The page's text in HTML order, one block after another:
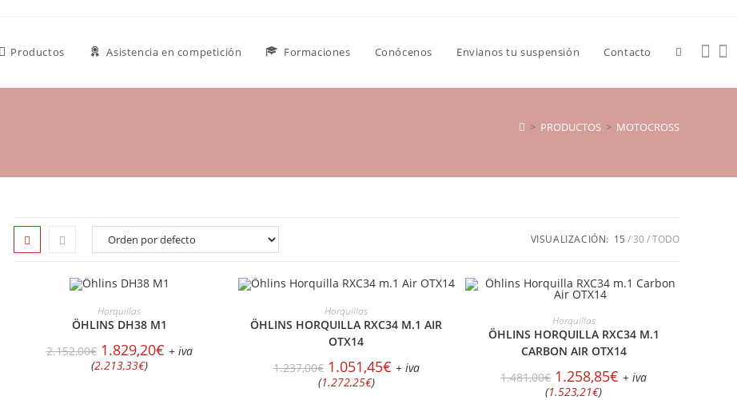
Productos Asistencia en competición Formaciones Conócenos Envianos tu suspensión Contacto
> PRODUCTOS > MOTOCROSS
VISUALIZACIÓN: 15 30 TODO
MÁS INFORMACIÓN
Horquillas
ÖHLINS DH38 M1
2.152,00€ 1.829,20€ + iva
(2.213,33€)
MÁS INFORMACIÓN
Horquillas
ÖHLINS HORQUILLA RXC34 M.1 AIR
OTX14
1.237,00€ 1.051,45€ + iva
(1.272,25€)
AÑADIR AL CARRITO
Horquillas
ÖHLINS HORQUILLA RXC34 M.1
CARBON AIR OTX14
1.481,00€ 1.258,85€ + iva
(1.523,21€)